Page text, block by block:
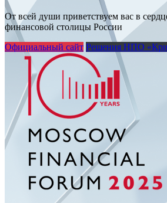
От всей души приветствуем вас в
финансовой столицы России
Официальный сайт Решения НПО